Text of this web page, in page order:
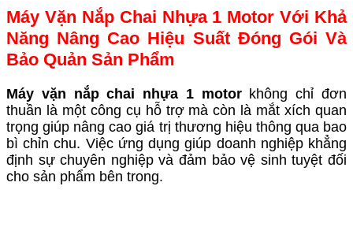
Máy Vặn Nắp Chai Nhựa 1 Motor Với Khả
Năng Nâng Cao Hiệu Suất Đóng Gói Và
Bảo Quản Sản Phẩm
Máy vặn nắp chai nhựa 1 motorkhông chỉ đơn
thuần là một công cụ hỗ trợ mà còn là mắt xích quan
trọng giúp nâng cao giá trị thương hiệu thông qua bao
bì chỉn chu. Việc ứng dụng giúp doanh nghiệp khẳng
định sự chuyên nghiệp và đảm bảo vệ sinh tuyệt đối
cho sản phẩm bên trong.